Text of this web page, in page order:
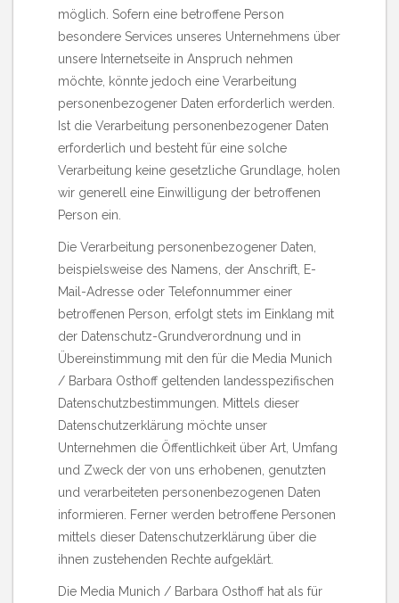
möglich. Sofern eine betroffene Person
besondere Services unseres Unternehmens über
unsere Internetseite in Anspruch nehmen
möchte, könnte jedoch eine Verarbeitung
personenbezogener Daten erforderlich werden.
Ist die Verarbeitung personenbezogener Daten
erforderlich und besteht für eine solche
Verarbeitung keine gesetzliche Grundlage, holen
wir generell eine Einwilligung der betroffenen
Person ein.
Die Verarbeitung personenbezogener Daten,
beispielsweise des Namens, der Anschrift, E-
Mail-Adresse oder Telefonnummer einer
betroffenen Person, erfolgt stets im Einklang mit
der Datenschutz-Grundverordnung und in
Übereinstimmung mit den für die Media Munich
/ Barbara Osthoff geltenden landesspezifischen
Datenschutzbestimmungen. Mittels dieser
Datenschutzerklärung möchte unser
Unternehmen die Öffentlichkeit über Art, Umfang
und Zweck der von uns erhobenen, genutzten
und verarbeiteten personenbezogenen Daten
informieren. Ferner werden betroffene Personen
mittels dieser Datenschutzerklärung über die
ihnen zustehenden Rechte aufgeklärt.
Die Media Munich / Barbara Osthoff hat als für